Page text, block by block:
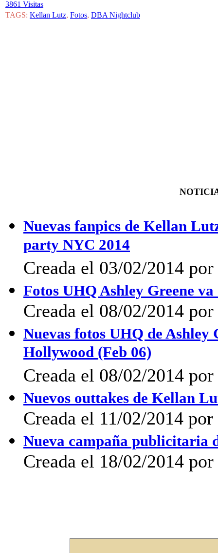
3861 Visitas
TAGS: Kellan Lutz, Fotos, DBA Nightclub
Nuevas fanpics de Kellan
party NYC 2014
Creada el 03/02/2014
Fotos UHQ Ashley Greene
Creada el 08/02/2014
Nuevas fotos UHQ de
Hollywood (Feb 06)
Creada el 08/02/2014
Nuevos outtakes de Kellan
Creada el 11/02/2014
Nueva campaña publicitaria
Creada el 18/02/2014